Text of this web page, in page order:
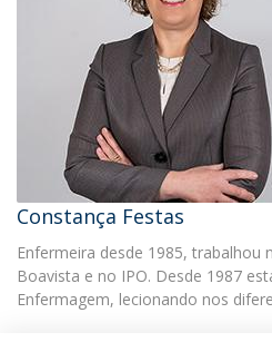
Constança Festas
Enfermeira desde 1985, trabalhou
Boavista e no IPO. Desde 1987
Enfermagem, lecionando nos